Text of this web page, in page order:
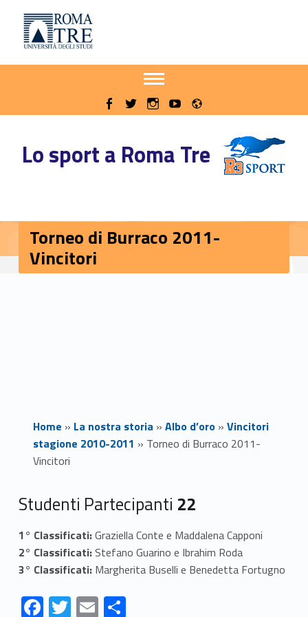
Torneo di Burraco 2011-Vincitori - Sito delle iniziative sportive di Roma Tre
Lo sport a Roma Tre
Apri il menu secondario
WebMan on Facebook
WebMan on TwitterWebMan on Instagram
WebMan on Youtube
Torneo di Burraco 2011-
Vincitori
Home » La nostra storia » Albo d’oro» Vincitori
stagione 2010-2011 » Torneo di Burraco 2011-
Vincitori
T
o
r
n
Studenti Partecipanti 22
1° Classificati:Graziella Conte e Maddalena Capponi
2° Classificati:Stefano Guarino e Ibrahim Roda
3° Classificati: Margherita Buselli e Benedetta Fortugno
F T E S